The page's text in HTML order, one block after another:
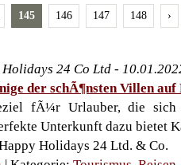
145 146 147 148 ›
24 Co Ltd -
der schÃ¶nsten Villen auf
fÃ¼r Urlauber, die sich
Unterkunft dazu bietet
Holidays 24 Ltd. & Co.